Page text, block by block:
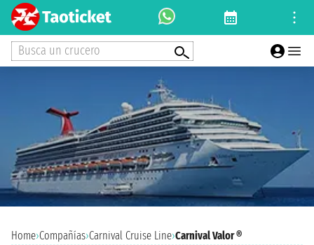
Busca un crucero
Home›Compañías›Carnival Cruise Line›Carnival Valor ®